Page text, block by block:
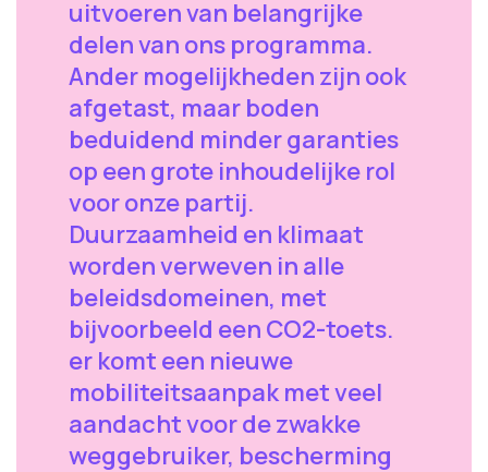
uitvoeren van belangrijke
delen van ons programma.
Ander mogelijkheden zijn ook
afgetast, maar boden
beduidend minder garanties
op een grote inhoudelijke rol
voor onze partij.
Duurzaamheid en klimaat
worden verweven in alle
beleidsdomeinen, met
bijvoorbeeld een CO2-toets.
er komt een nieuwe
mobiliteitsaanpak met veel
aandacht voor de zwakke
weggebruiker, bescherming